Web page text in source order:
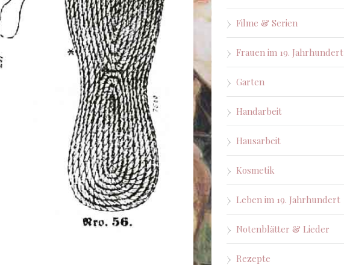
Filme & Serien
Frauen im 19. Jahrhundert
Garten
Handarbeit
Hausarbeit
Kosmetik
Leben im 19. Jahrhundert
Notenblätter & Lieder
Rezepte